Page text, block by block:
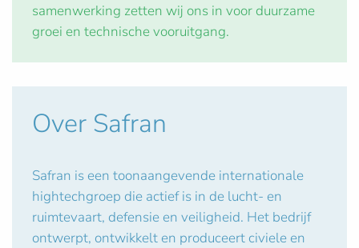
samenwerking zetten wij ons in voor duurzame
groei en technische vooruitgang.
Over Safran
Safran is een toonaangevende internationale
hightechgroep die actief is in de lucht- en
ruimtevaart, defensie en veiligheid. Het bedrijf
ontwerpt, ontwikkelt en produceert civiele en